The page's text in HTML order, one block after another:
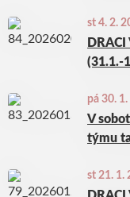
st 4. 2.
DRACI
(31.1.-
pá 30.
V
týmu
st 21. 1.